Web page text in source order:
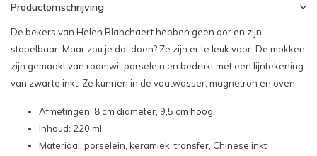
Productomschrijving
De bekers van Helen Blanchaert hebben geen oor en zijn
stapelbaar. Maar zou je dat doen? Ze zijn er te leuk voor. De mokken
zijn gemaakt van roomwit porselein en bedrukt met een lijntekening
van zwarte inkt. Ze kunnen in de vaatwasser, magnetron en oven.
Afmetingen: 8 cm diameter, 9,5 cm hoog
Inhoud: 220 ml
Materiaal: porselein, keramiek, transfer, Chinese inkt